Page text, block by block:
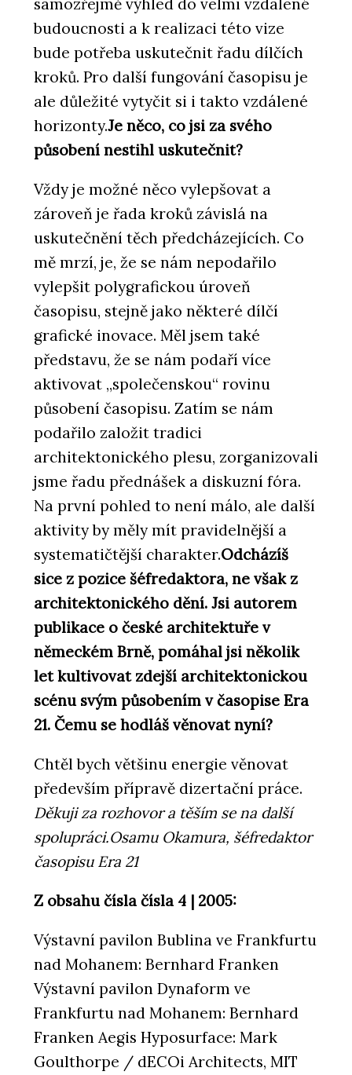
budoucnosti a k realizaci této vize
bude potřeba uskutečnit řadu dílčích
kroků. Pro další fungování časopisu je
ale důležité vytyčit si i takto vzdálené
horizonty.Je něco, co jsi za svého
působení nestihl uskutečnit?
Vždy je možné něco vylepšovat a
zároveň je řada kroků závislá na
uskutečnění těch předcházejících. Co
mě mrzí, je, že se nám nepodařilo
vylepšit polygrafickou úroveň
časopisu, stejně jako některé dílčí
grafické inovace. Měl jsem také
představu, že se nám podaří více
aktivovat „společenskou“ rovinu
působení časopisu. Zatím se nám
podařilo založit tradici
architektonického plesu, zorganizovali
jsme řadu přednášek a diskuzní fóra.
Na první pohled to není málo, ale další
aktivity by měly mít pravidelnější a
systematičtější charakter.Odcházíš
sice z pozice šéfredaktora, ne však z
architektonického dění. Jsi autorem
publikace o české architektuře v
německém Brně, pomáhal jsi několik
let kultivovat zdejší architektonickou
scénu svým působením v časopise Era
21. Čemu se hodláš věnovat nyní?
Chtěl bych většinu energie věnovat
především přípravě dizertační práce.
Děkuji za rozhovor a těším se na další
spolupráci.Osamu Okamura, šéfredaktor
časopisu Era 21
Z obsahu čísla čísla 4 | 2005:
Výstavní pavilon Bublina ve Frankfurtu
nad Mohanem: Bernhard Franken
Výstavní pavilon Dynaform ve
Frankfurtu nad Mohanem: Bernhard
Franken Aegis Hyposurface: Mark
Goulthorpe / dECOi Architects, MIT